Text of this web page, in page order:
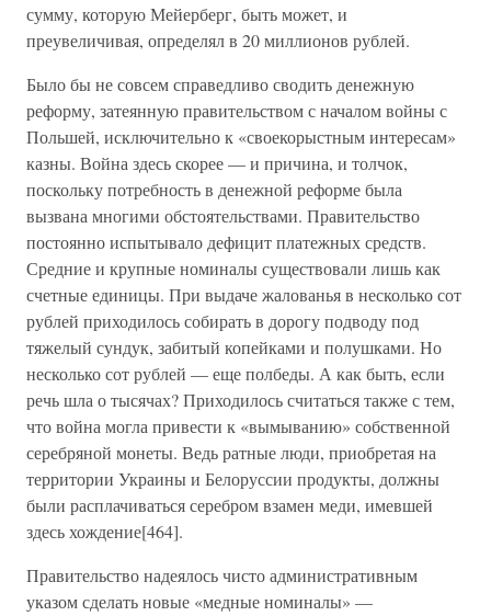
сумму, которую Мейерберг, быть может, и
преувеличивая, определял в 20 миллионов рублей.
Было бы не совсем справедливо сводить денежную
реформу, затеянную правительством с началом войны с
Польшей, исключительно к «своекорыстным интересам»
казны. Война здесь скорее — и причина, и толчок,
поскольку потребность в денежной реформе была
вызвана многими обстоятельствами. Правительство
постоянно испытывало дефицит платежных средств.
Средние и крупные номиналы существовали лишь как
счетные единицы. При выдаче жалованья в несколько сот
рублей приходилось собирать в дорогу подводу под
тяжелый сундук, забитый копейками и полушками. Но
несколько сот рублей — еще полбеды. А как быть, если
речь шла о тысячах? Приходилось считаться также с тем,
что война могла привести к «вымыванию» собственной
серебряной монеты. Ведь ратные люди, приобретая на
территории Украины и Белоруссии продукты, должны
были расплачиваться серебром взамен меди, имевшей
здесь хождение[464].
Правительство надеялось чисто административным
указом сделать новые «медные номиналы» —